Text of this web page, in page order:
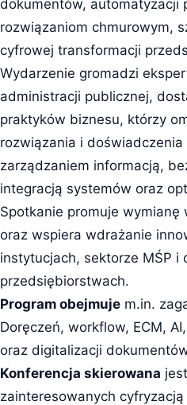
dokumentów, automatyzacji
rozwiązaniom chmurowym,
cyfrowej transformacji
Wydarzenie gromadzi
administracji publicznej,
praktyków biznesu, którzy
rozwiązania i
zarządzaniem informacją,
integracją systemów oraz
Spotkanie promuje
oraz wspiera wdrażanie
instytucjach, sektorze MŚP i
przedsiębiorstwach.
Program obejmuje m.in.
Doręczeń, workflow, ECM,
oraz digitalizacji
Konferencja skierowana
zainteresowanych